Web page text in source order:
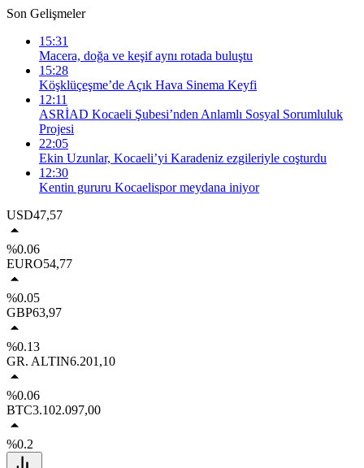
Son Gelişmeler
15:31
Macera, doğa ve keşif aynı rotada buluştu
15:28
Köşklüçeşme’de Açık Hava Sinema Keyfi
12:11
ASRİAD Kocaeli Şubesi’nden Anlamlı Sosyal Sorumluluk
Projesi
22:05
Ekin Uzunlar, Kocaeli’yi Karadeniz ezgileriyle coşturdu
12:30
Kentin gururu Kocaelispor meydana iniyor
USD47,57
%0.06
EURO54,77
%0.05
GBP63,97
%0.13
GR. ALTIN6.201,10
%0.06
BTC3.102.097,00
%0.2